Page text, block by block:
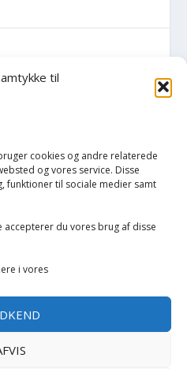
til
cookies og andre relaterede
og vores service. Disse
funktioner til sociale medier samt
du vores brug af disse
i vores
og tilbehør